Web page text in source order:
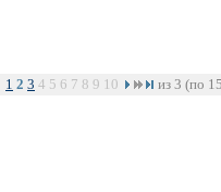
1 2 3 4 5 6 7 8 9 10 из 3 (по